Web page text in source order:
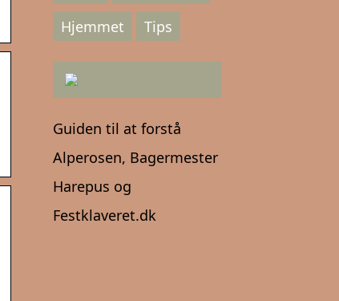
Hjemmet
Tips
Guiden til at forstå
Alperosen, Bagermester
Harepus og
Festklaveret.dk